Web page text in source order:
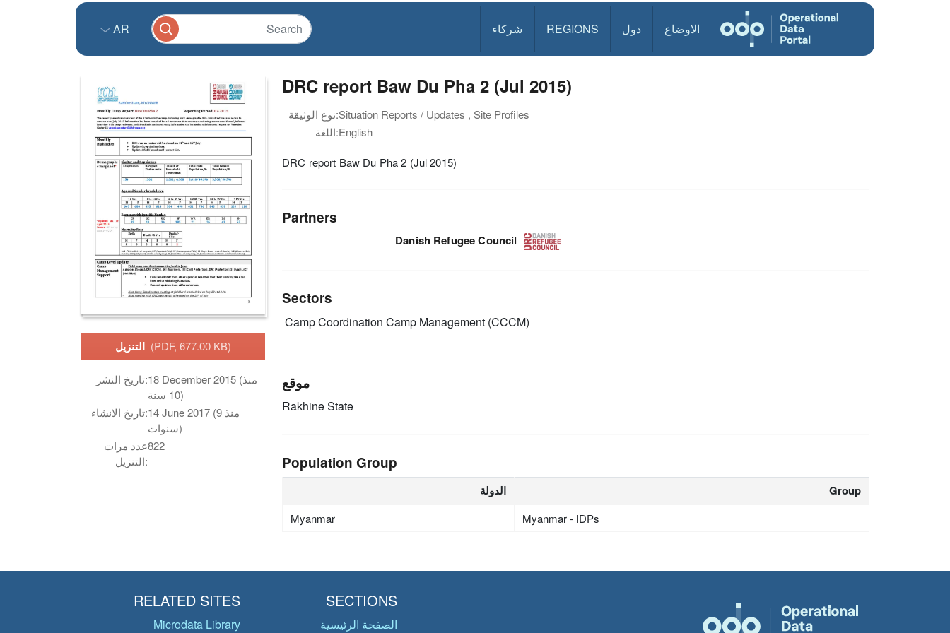
الاوضاع دول REGIONS شركاء AR
التنزيل (PDF, 677.00 KB)
تاريخ النشر:18 December 2015 (منذ
10 سنة)
تاريخ الانشاء:14 June 2017 (منذ 9
سنوات)
عدد مرات
التنزيل:
822
DRC report Baw Du Pha 2 (Jul 2015)
نوع الوثيقة:Situation Reports / Updates , Site Profiles
اللغة:English
DRC report Baw Du Pha 2 (Jul 2015)
Partners
Danish Refugee Council
Sectors
Camp Coordination Camp Management (CCCM)
موقع
Rakhine State
Population Group
الدولة Group
Myanmar Myanmar - IDPs
SECTIONS
الصفحة الرئيسية
RELATED SITES
Microdata Library